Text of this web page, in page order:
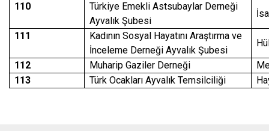
110
Türkiye Emekli Astsubaylar Derneği
Ayvalık Şubesi
111
Kadının Sosyal Hayatını Araştırma ve
İnceleme Derneği Ayvalık Şubesi
112
Muharip Gaziler Derneği
113
Türk Ocakları Ayvalık Temsilciliği